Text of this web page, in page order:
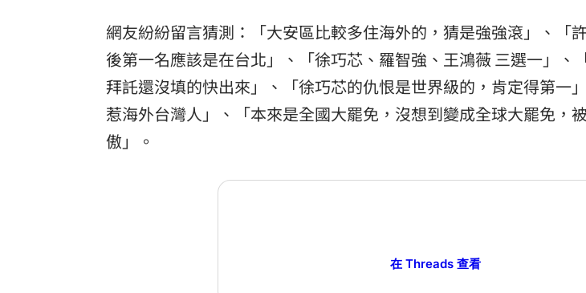
網友紛紛留言猜測：「大安區比較多住海外的，猜是強強滾」、「
後第一名應該是在台北」、「徐巧芯、羅智強、王鴻薇 三選一」、
拜託還沒填的快出來」、「徐巧芯的仇恨是世界級的，肯定得第一
惹海外台灣人」、「本來是全國大罷免，沒想到變成全球大罷免，
傲」。
在 Threads 查看